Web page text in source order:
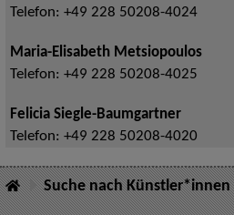
Telefon: +49 228 50208-4024
Maria-Elisabeth Metsiopoulos
Telefon: +49 228 50208-4025
Felicia Siegle-Baumgartner
Telefon: +49 228 50208-4020
Suche nach Künstler*innen